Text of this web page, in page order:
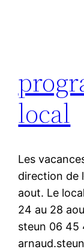
local
Les
direction de
aout. Le
24 au 28
steun 06 45